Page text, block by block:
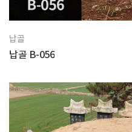
납골
납골 B-056